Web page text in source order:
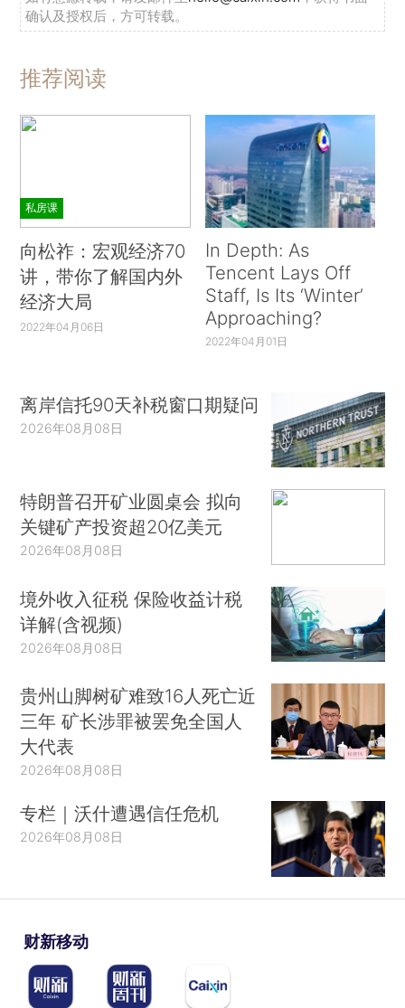
确认及授权后，方可转载。
推荐阅读
私房课
向松祚：宏观经济70
讲，带你了解国内外
经济大局
2022年04月06日
In Depth: As
Tencent Lays Off
Staff, Is Its ‘Winter’
Approaching?
2022年04月01日
离岸信托90天补税窗口期疑问
2026年08月08日
特朗普召开矿业圆桌会 拟向
关键矿产投资超20亿美元
2026年08月08日
境外收入征税 保险收益计税
详解(含视频)
2026年08月08日
贵州山脚树矿难致16人死亡近
三年 矿长涉罪被罢免全国人
大代表
2026年08月08日
专栏｜沃什遭遇信任危机
2026年08月08日
财新移动